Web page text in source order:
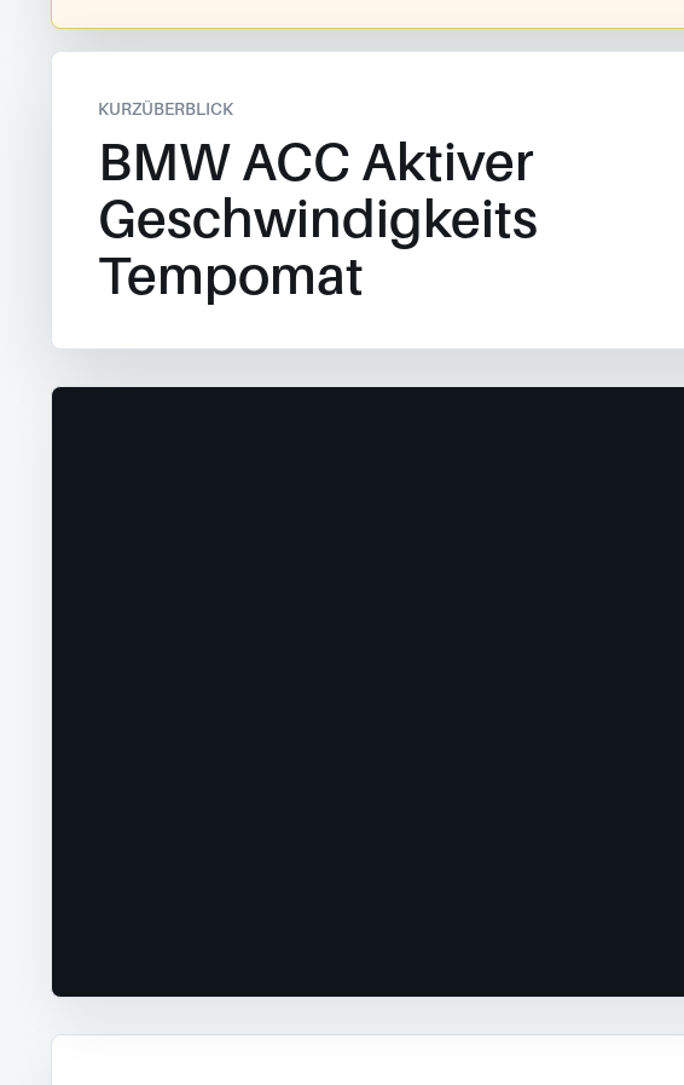
KURZÜBERBLICK
BMW ACC Aktiver
Geschwindigkeits
Tempomat